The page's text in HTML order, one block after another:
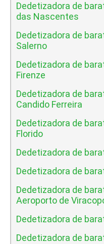
Dedetizadora de
das Nascentes
Dedetizadora de
Salerno
Dedetizadora de
Firenze
Dedetizadora de
Candido Ferreira
Dedetizadora de
Florido
Dedetizadora de
Dedetizadora de
Dedetizadora de
Aeroporto de
Dedetizadora de
Dedetizadora de